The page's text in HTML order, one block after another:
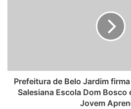
Prefeitura de Belo Jardim
Salesiana Escola Dom Bosco
Jovem